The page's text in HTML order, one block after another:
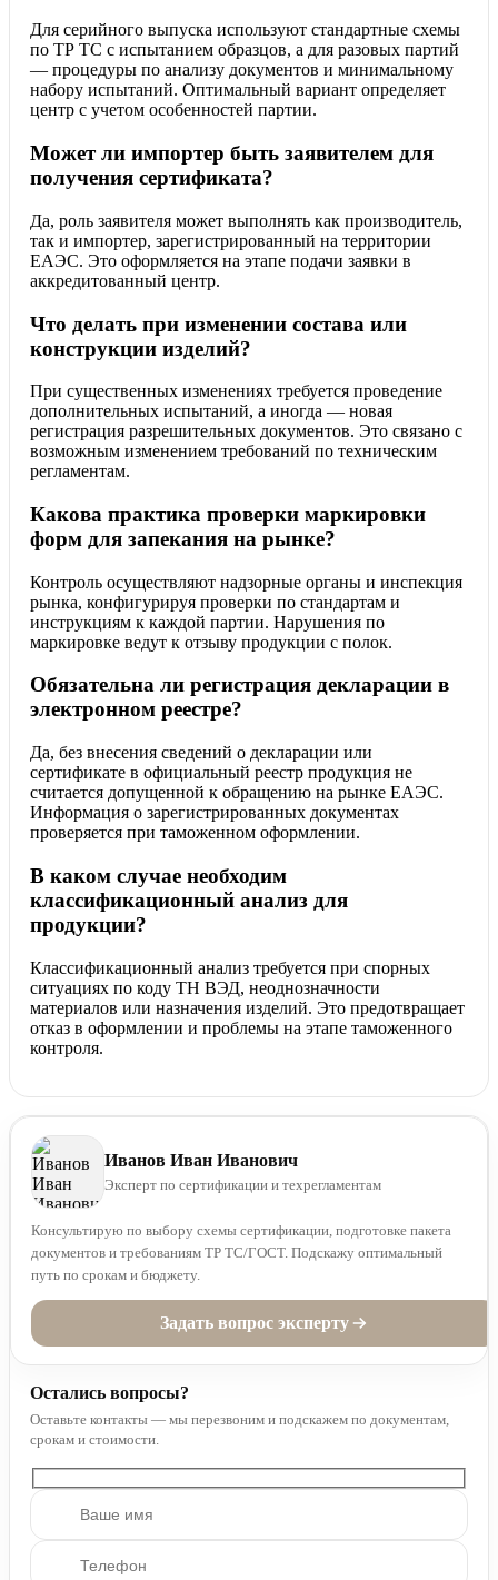
Для серийного выпуска используют стандартные схемы
по ТР ТС с испытанием образцов, а для разовых партий
— процедуры по анализу документов и минимальному
набору испытаний. Оптимальный вариант определяет
центр с учетом особенностей партии.
Может ли импортер быть заявителем для
получения сертификата?
Да, роль заявителя может выполнять как производитель,
так и импортер, зарегистрированный на территории
ЕАЭС. Это оформляется на этапе подачи заявки в
аккредитованный центр.
Что делать при изменении состава или
конструкции изделий?
При существенных изменениях требуется проведение
дополнительных испытаний, а иногда — новая
регистрация разрешительных документов. Это связано с
возможным изменением требований по техническим
регламентам.
Какова практика проверки маркировки
форм для запекания на рынке?
Контроль осуществляют надзорные органы и инспекция
рынка, конфигурируя проверки по стандартам и
инструкциям к каждой партии. Нарушения по
маркировке ведут к отзыву продукции с полок.
Обязательна ли регистрация декларации в
электронном реестре?
Да, без внесения сведений о декларации или
сертификате в официальный реестр продукция не
считается допущенной к обращению на рынке ЕАЭС.
Информация о зарегистрированных документах
проверяется при таможенном оформлении.
В каком случае необходим
классификационный анализ для
продукции?
Классификационный анализ требуется при спорных
ситуациях по коду ТН ВЭД, неоднозначности
материалов или назначения изделий. Это предотвращает
отказ в оформлении и проблемы на этапе таможенного
контроля.
Иванов Иван Иванович
Эксперт по сертификации и техрегламентам
Консультирую по выбору схемы сертификации, подготовке пакета
документов и требованиям ТР ТС/ГОСТ. Подскажу оптимальный
путь по срокам и бюджету.
Задать вопрос эксперту
Остались вопросы?
Оставьте контакты — мы перезвоним и подскажем по документам,
срокам и стоимости.